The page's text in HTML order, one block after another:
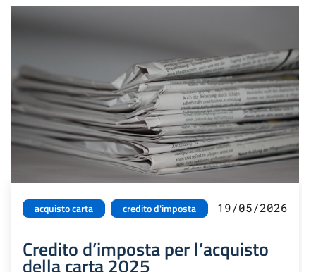
acquisto carta credito d'imposta 19/05/2026
Credito d’imposta per l’acquisto
della carta 2025